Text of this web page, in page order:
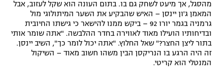
מהסגל, אך מיעט לשחק גם בו. בתום העונה הוא שקל לעזוב, אבל
המאמן ג'ון יינסן – האיש שהבקיע את השער המיתולוגי מול
גרמניה בגמר יורו 92 – ביקש ממנו להישאר כי גישתו החיובית
ובדיחותיו הועילו מאוד לאווירה בחדר ההלבשה. "אתה שומר אותי
בתור ליצן החצר?" שאל החלוץ. "אתה יכול לומר כך", השיב יינסן.
זה היה הרגע בו הנריקסן הבין משהו חשוב מאוד – השיקול
המנטלי הוא קריטי.